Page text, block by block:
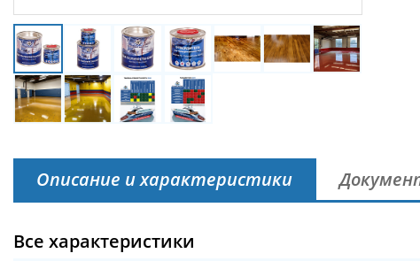
Описание и характеристики
Все характеристики